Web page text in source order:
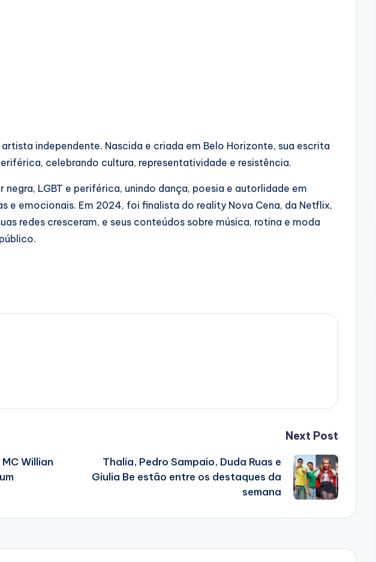
independente. Nascida e criada em Belo Horizonte, sua escrita
celebrando cultura, representatividade e resistência.
negra, LGBT e periférica, unindo dança, poesia e autorlidade em
e emocionais. Em 2024, foi finalista do reality Nova Cena, da Netflix,
redes cresceram, e seus conteúdos sobre música, rotina e moda
Willian
Next Post
Thalia, Pedro Sampaio, Duda Ruas e
Giulia Be estão entre os destaques da
semana